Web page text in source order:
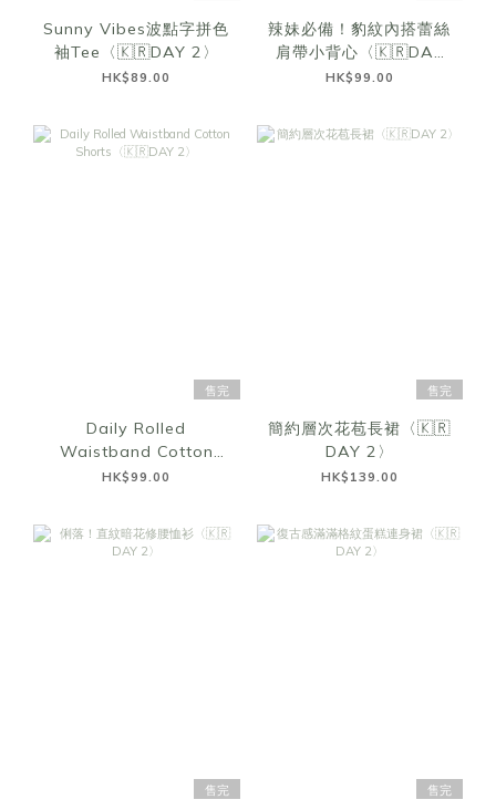
Sunny Vibes波點字拼色
袖Tee〈🇰🇷DAY 2〉
HK$89.00
辣妹必備！豹紋內搭蕾絲
肩帶小背心〈🇰🇷DAY
2〉
HK$99.00
售完
Daily Rolled
Waistband Cotton
Shorts〈🇰🇷DAY 2〉
HK$99.00
售完
簡約層次花苞長裙〈🇰🇷
DAY 2〉
HK$139.00
售完 售完